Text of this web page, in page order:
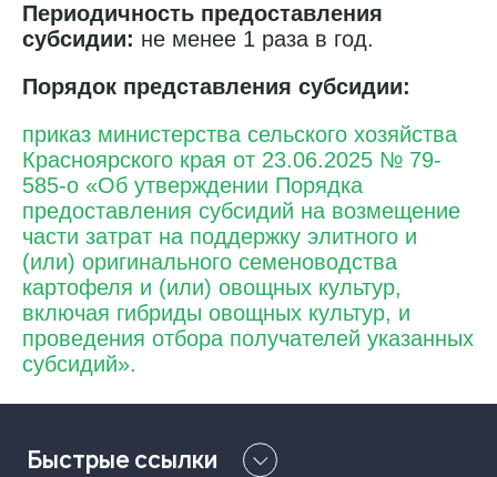
Периодичность предоставления
субсидии: не менее 1 раза в год.
Порядок представления субсидии:
приказ министерства сельского хозяйства
Красноярского края от 23.06.2025 № 79-
585-о «Об утверждении Порядка
предоставления субсидий на возмещение
части затрат на поддержку элитного и
(или) оригинального семеноводства
картофеля и (или) овощных культур,
включая гибриды овощных культур, и
проведения отбора получателей указанных
субсидий».
Быстрые ссылки